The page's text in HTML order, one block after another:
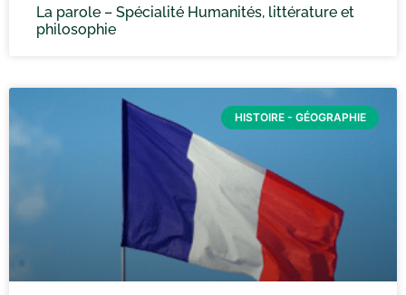
La parole – Spécialité Humanités, littérature et
philosophie
HISTOIRE - GÉOGRAPHIE